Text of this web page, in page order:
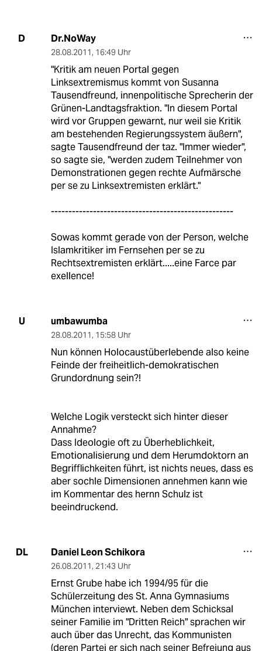
D Dr.NoWay
28.08.2011, 16:49 Uhr
"Kritik am neuen Portal gegen
Linksextremismus kommt von Susanna
Tausendfreund, innenpolitische Sprecherin der
Grünen-Landtagsfraktion. "In diesem Portal
wird vor Gruppen gewarnt, nur weil sie Kritik
am bestehenden Regierungssystem äußern",
sagte Tausendfreund der taz. "Immer wieder",
so sagte sie, "werden zudem Teilnehmer von
Demonstrationen gegen rechte Aufmärsche
per se zu Linksextremisten erklärt."
----------------------------------------------------
Sowas kommt gerade von der Person, welche
Islamkritiker im Fernsehen per se zu
Rechtsextremisten erklärt.....eine Farce par
exellence!
U umbawumba
28.08.2011, 15:58 Uhr
Nun können Holocaustüberlebende also keine
Feinde der freiheitlich-demokratischen
Grundordnung sein?!
Welche Logik versteckt sich hinter dieser
Annahme?
Dass Ideologie oft zu Überheblichkeit,
Emotionalisierung und dem Herumdoktorn an
Begrifflichkeiten führt, ist nichts neues, dass es
aber sochle Dimensionen annehmen kann wie
im Kommentar des hernn Schulz ist
beeindruckend.
DL Daniel Leon Schikora
26.08.2011, 21:43 Uhr
Ernst Grube habe ich 1994/95 für die
Schülerzeitung des St. Anna Gymnasiums
München interviewt. Neben dem Schicksal
seiner Familie im "Dritten Reich" sprachen wir
auch über das Unrecht, das Kommunisten
(deren Partei er sich nach seiner Befreiung aus